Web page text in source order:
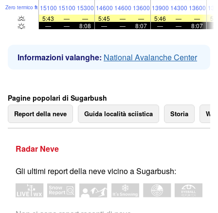
Zero termico ft 15100 15100 15300 14600 14600 13600 13900 14300 13600
5:43
— — 5:45 — — 5:46 — —
—
— 8:08 — — 8:07 — — 8:07
Informazioni valanghe: National Avalanche Center
Pagine popolari di Sugarbush
Report della neve Guida località sciistica Storia
Radar Neve
Gli ultimi report della neve vicino a Sugarbush: